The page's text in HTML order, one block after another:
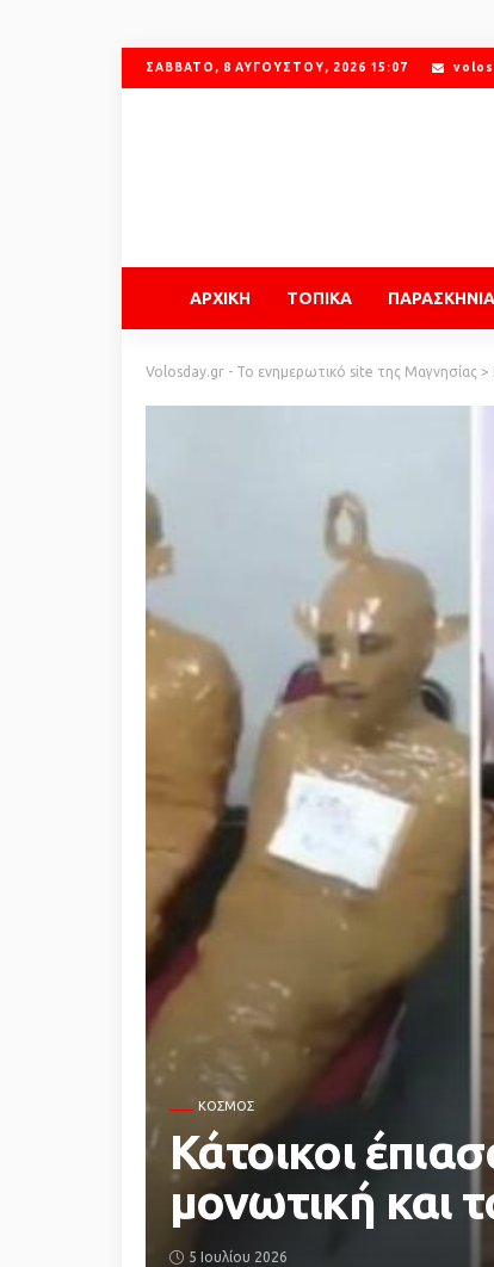
ΣΆΒΒΑΤΟ, 8 ΑΥΓΟΎΣΤΟΥ, 2026 15:07
ΑΡΧΙΚΗ ΤΟΠΙΚΑ ΠΑΡΑΣΚΗΝΙΑ
Volosday.gr - Το ενημερωτικό site της Μαγνησίας >
ΚΌΣΜΟΣ
Κάτοικοι
μονωτική και
5 Ιουλίου 2026